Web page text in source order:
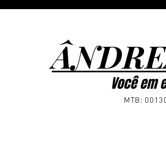
Você em
MTB: